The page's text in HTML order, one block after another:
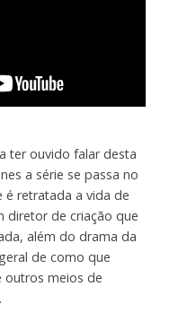
ter ouvido falar desta
a série se passa no
retratada a vida de
diretor de criação que
além do drama da
de como que
outros meios de